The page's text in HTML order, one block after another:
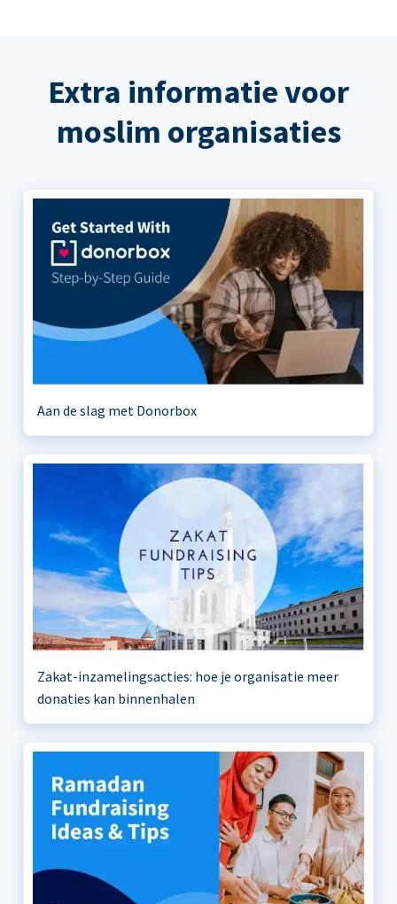
Extra informatie voor
moslim organisaties
Aan de slag met Donorbox
Zakat-inzamelingsacties: hoe je organisatie meer
donaties kan binnenhalen